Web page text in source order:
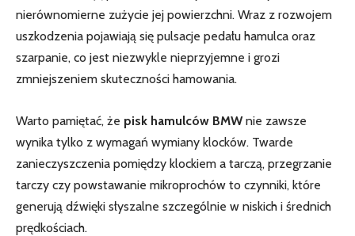
nierównomierne zużycie jej powierzchni. Wraz z rozwojem
uszkodzenia pojawiają się pulsacje pedału hamulca oraz
szarpanie, co jest niezwykle nieprzyjemne i grozi
zmniejszeniem skuteczności hamowania.
Warto pamiętać, że pisk hamulców BMWnie zawsze
wynika tylko z wymagań wymiany klocków. Twarde
zanieczyszczenia pomiędzy klockiem a tarczą, przegrzanie
tarczy czy powstawanie mikroprochów to czynniki, które
generują dźwięki słyszalne szczególnie w niskich i średnich
prędkościach.